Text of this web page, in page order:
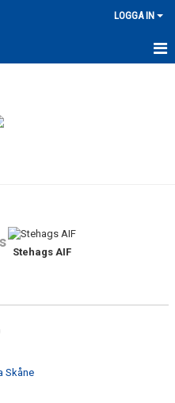
LOGGA IN
Stehags AIF
Skåne